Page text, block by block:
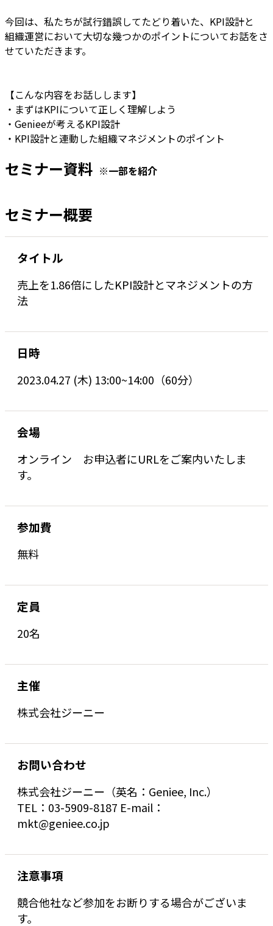
今回は、私たちが試行錯誤してたどり着いた、KPI設計と
組織運営において大切な幾つかのポイントについてお話をさ
せていただきます。
【こんな内容をお話しします】
・まずはKPIについて正しく理解しよう
・Genieeが考えるKPI設計
・KPI設計と連動した組織マネジメントのポイント
セミナー資料 ※一部を紹介
セミナー概要
タイトル
売上を1.86倍にしたKPI設計とマネジメントの方
法
日時
2023.04.27 (木) 13:00~14:00（60分）
会場
オンライン お申込者にURLをご案内いたしま
す。
参加費
無料
定員
20名
主催
株式会社ジーニー
お問い合わせ
株式会社ジーニー（英名：Geniee, Inc.）
TEL：03-5909-8187 E-mail：
mkt@geniee.co.jp
注意事項
競合他社など参加をお断りする場合がございま
す。